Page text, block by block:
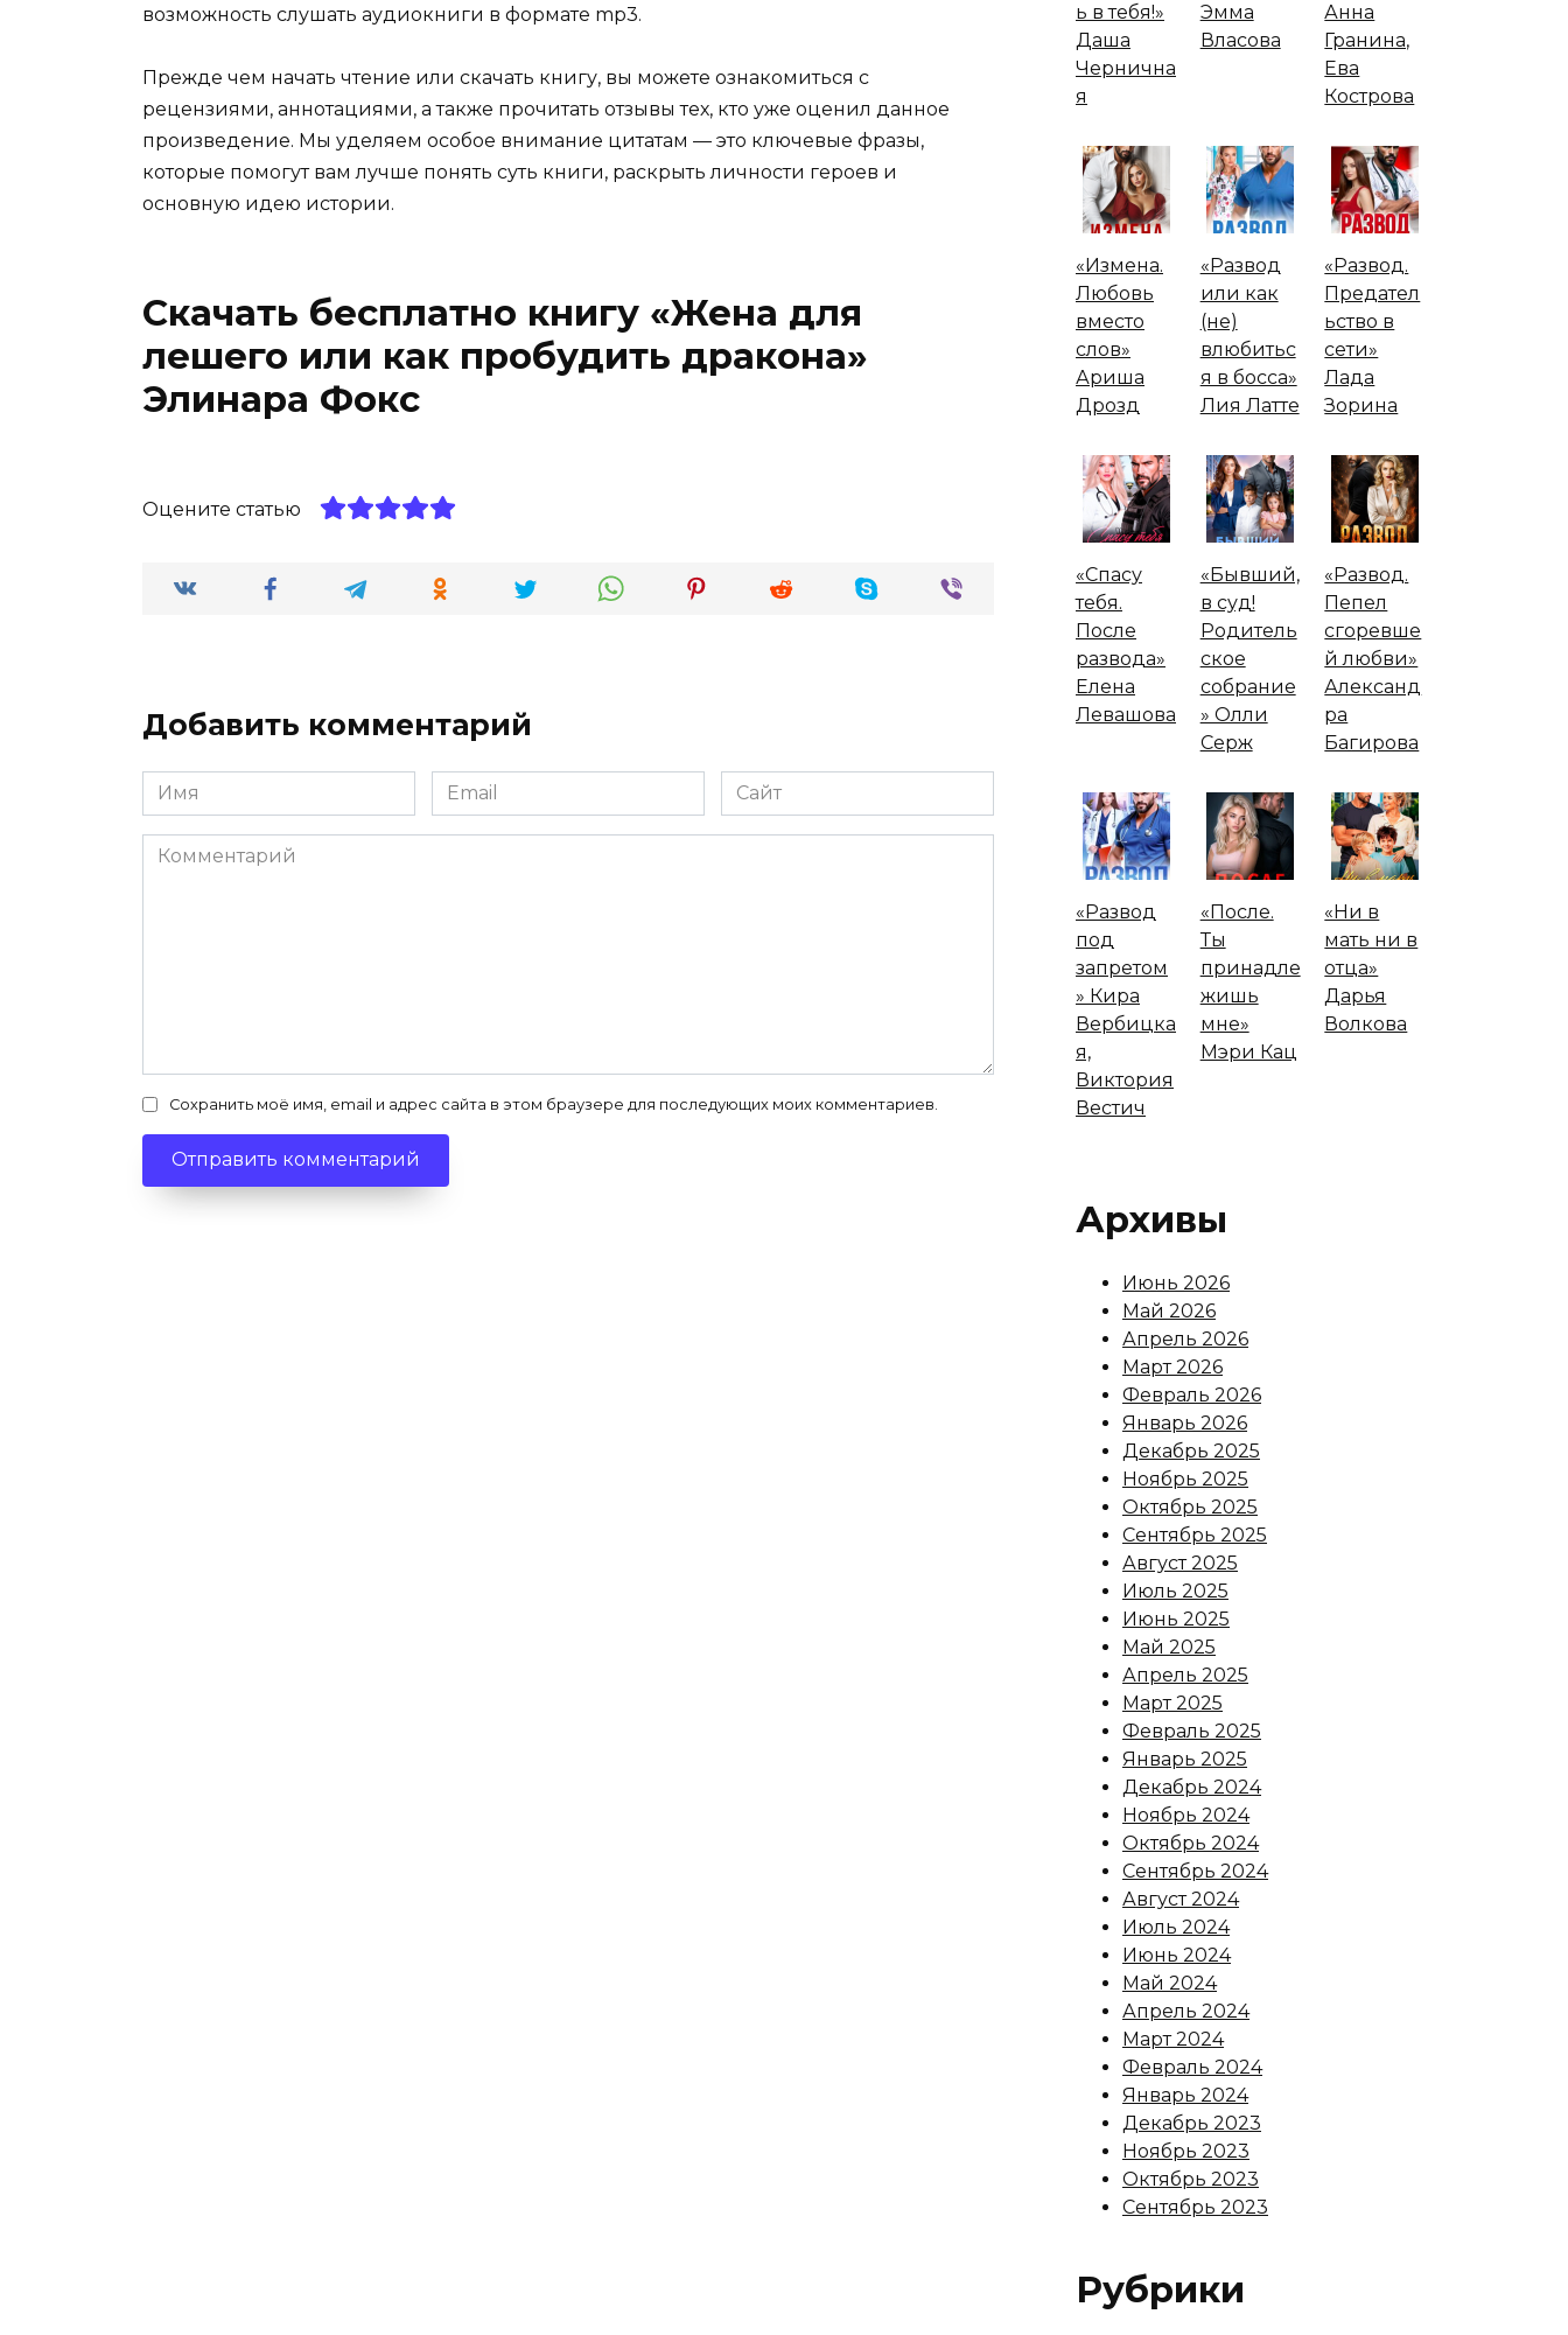
возможность слушать аудиокниги в формате mp3.
Прежде чем начать чтение или скачать книгу, вы можете ознакомиться с
рецензиями, аннотациями, а также прочитать отзывы тех, кто уже оценил данное
произведение. Мы уделяем особое внимание цитатам — это ключевые фразы,
которые помогут вам лучше понять суть книги, раскрыть личности героев и
основную идею истории.
Скачать бесплатно книгу «Жена для
лешего или как пробудить дракона»
Элинара Фокс
Оцените статью
Добавить комментарий
Имя
*
Email
*
Сайт
Комментарий
Сохранить моё имя, email и адрес сайта в этом браузере для последующих моих комментариев.
ь в тебя!»
Даша
Чернична
я
Эмма
Власова
Анна
Гранина,
Ева
Кострова
«Измена.
Любовь
вместо
слов»
Ариша
Дрозд
«Развод
или как
(не)
влюбитьс
я в босса»
Лия Латте
«Развод.
Предател
ьство в
сети»
Лада
Зорина
«Спасу
тебя.
После
развода»
Елена
Левашова
«Бывший,
в суд!
Родитель
ское
собрание
» Олли
Серж
«Развод.
Пепел
сгоревше
й любви»
Александ
ра
Багирова
«Развод
под
запретом
» Кира
Вербицка
я,
Виктория
Вестич
«После.
Ты
принадле
жишь
мне»
Мэри Кац
«Ни в
мать ни в
отца»
Дарья
Волкова
Архивы
Июнь 2026
Май 2026
Апрель 2026
Март 2026
Февраль 2026
Январь 2026
Декабрь 2025
Ноябрь 2025
Октябрь 2025
Сентябрь 2025
Август 2025
Июль 2025
Июнь 2025
Май 2025
Апрель 2025
Март 2025
Февраль 2025
Январь 2025
Декабрь 2024
Ноябрь 2024
Октябрь 2024
Сентябрь 2024
Август 2024
Июль 2024
Июнь 2024
Май 2024
Апрель 2024
Март 2024
Февраль 2024
Январь 2024
Декабрь 2023
Ноябрь 2023
Октябрь 2023
Сентябрь 2023
Рубрики